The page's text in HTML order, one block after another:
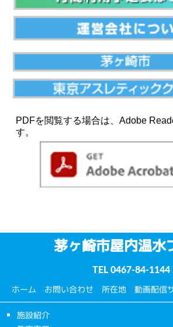
PDFを閲覧する場合は、Adobe
す。
茅ヶ崎市屋内温水
TEL0467-84-1144
ホーム お問い合わせ 所在地 動画配信
施設紹介